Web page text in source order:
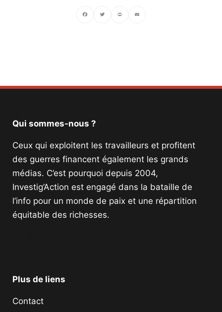
Qui sommes-nous ?
Ceux qui exploitent les travailleurs et profitent
des guerres financent également les grands
médias. C’est pourquoi depuis 2004,
Investig’Action est engagé dans la bataille de
l’info pour un monde de paix et une répartition
équitable des richesses.
Plus de liens
Contact